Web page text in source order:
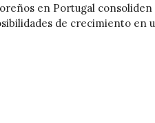
en Portugal
de crecimiento en